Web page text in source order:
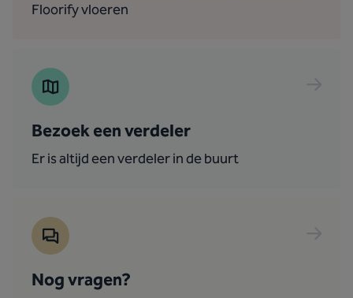
Floorify vloeren
Bezoek een verdeler
Er is altijd een verdeler in de buurt
Nog vragen?